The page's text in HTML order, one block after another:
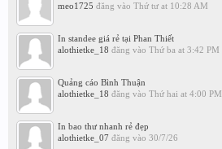
meo1725 đăng vào Thứ tư at 10:28 AM
In standee giá rẻ tại Phan Thiết
alothietke_18 đăng vào Thứ ba at 3:42 PM
Quảng cáo Bình Thuận
alothietke_18 đăng vào Thứ hai at 4:00 PM
In bao thư nhanh rẻ đẹp
alothietke_07 đăng vào 30/7/26